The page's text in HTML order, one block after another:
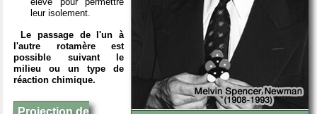
leur isolement.
Le passage de l'un à
l'autre rotamère est
possible suivant le
milieu ou un type de
réaction chimique.
Projection de